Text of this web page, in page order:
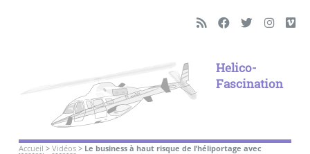
Helico-
Fascination
Accueil > Vidéos> Le business à haut risque de l’héliportage avec